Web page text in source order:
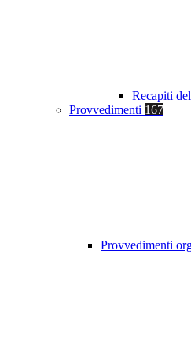
Recapiti
Provvedimenti 167
Provvedimenti